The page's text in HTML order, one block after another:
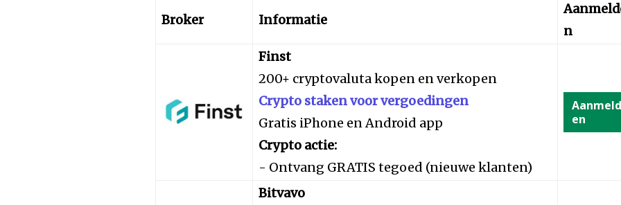
Broker Informatie
n
Finst
200+ cryptovaluta kopen en verkopen
Crypto staken voor vergoedingen
Gratis iPhone en Android app
Crypto actie:
- Ontvang GRATIS tegoed (nieuwe klanten)
en
Bitvavo